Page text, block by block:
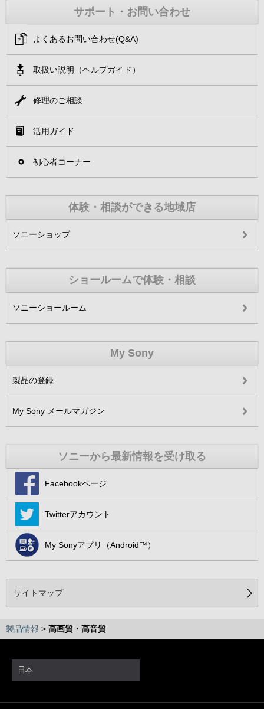
サポート・お問い合わせ
よくあるお問い合わせ(Q&A)
取扱い説明（ヘルプガイド）
修理のご相談
活用ガイド
初心者コーナー
体験・相談ができる地域店
ソニーショップ
ショールームで体験・相談
ソニーショールーム
My Sony
製品の登録
My Sony メールマガジン
ソニーから最新情報を受け取る
Facebookページ
Twitterアカウント
My Sonyアプリ（Android™）
サイトマップ
製品情報 > 高画質・高音質
日本